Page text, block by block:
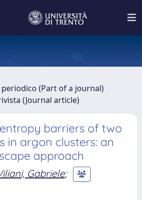
(Part of a journal)
(Journal article)
barriers of two
in argon clusters: an
approach
Gabriele;